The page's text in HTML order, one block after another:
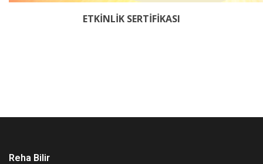
ETKİNLİK SERTİFİKASI
Reha Bilir